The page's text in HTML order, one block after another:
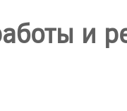
и